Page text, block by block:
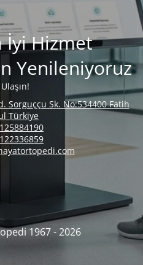
İyi Hizmet
Yenileniyoruz
Sorguççu Sk. No:534400 Fatih
Türkiye
1967 - 2026